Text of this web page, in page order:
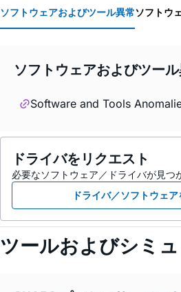
ソフトウェアおよびツール異常ソフトウ
ソフトウェアおよびツー
Software and Tools
ドライバをリクエスト
必要なソフトウェア／ドライバが見つ
ドライバ／ソフトウェ
ツールおよびシミ